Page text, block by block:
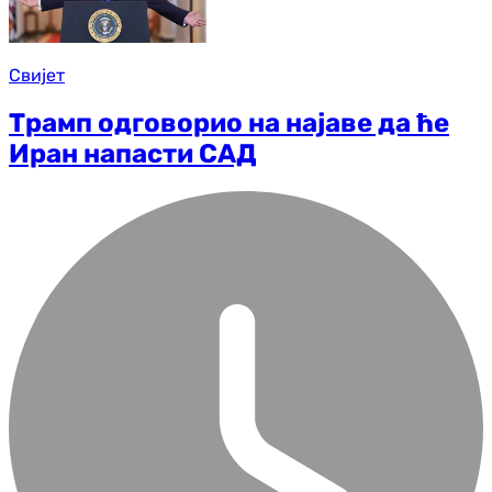
Свијет
Трамп одговорио на најаве да ће
Иран напасти САД